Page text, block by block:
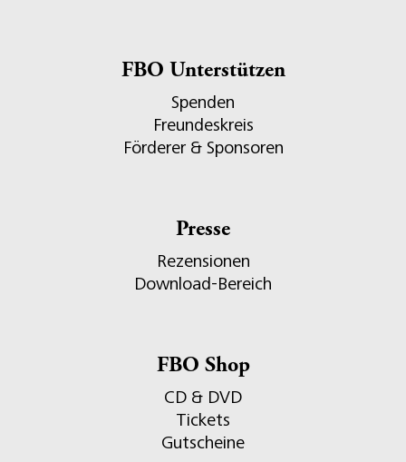
FBO Unterstützen
Spenden
Freundeskreis
Förderer & Sponsoren
Presse
Rezensionen
Download-Bereich
FBO Shop
CD & DVD
Tickets
Gutscheine